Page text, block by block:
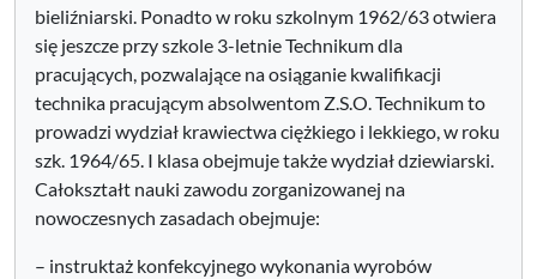
bieliźniarski. Ponadto w roku szkolnym 1962/63 otwiera
się jeszcze przy szkole 3-letnie Technikum dla
pracujących, pozwalające na osiąganie kwalifikacji
technika pracującym absolwentom Z.S.O. Technikum to
prowadzi wydział krawiectwa ciężkiego i lekkiego, w roku
szk. 1964/65. I klasa obejmuje także wydział dziewiarski.
Całokształt nauki zawodu zorganizowanej na
nowoczesnych zasadach obejmuje:
– instruktaż konfekcyjnego wykonania wyrobów